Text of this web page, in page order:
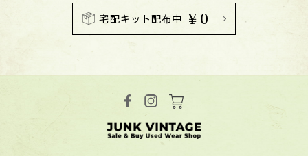
宅配キット配布中 ￥0